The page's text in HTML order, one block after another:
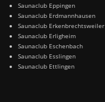
Saunaclub Eppingen
Saunaclub Erdmannhausen
Saunaclub Erkenbrechtsweiler
Saunaclub Erligheim
Saunaclub Eschenbach
Saunaclub Esslingen
Saunaclub Ettlingen